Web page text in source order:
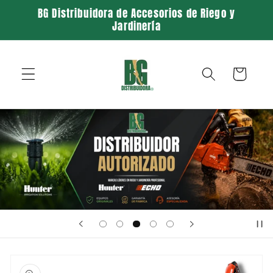
directamente
BG Distribuidora de Accesorios de Riego y
Jardinería
Carrito